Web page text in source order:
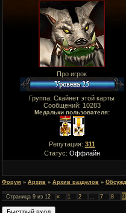
Про игрок
Группа: Скайнет этой карты
Сообщений: 10283
Медальки пользователя:
Репутация: 311
Статус: Оффлайн
Форум » Архив » Архив разделов »
Страница 9 из 12 « 1 2 … 7 8 9